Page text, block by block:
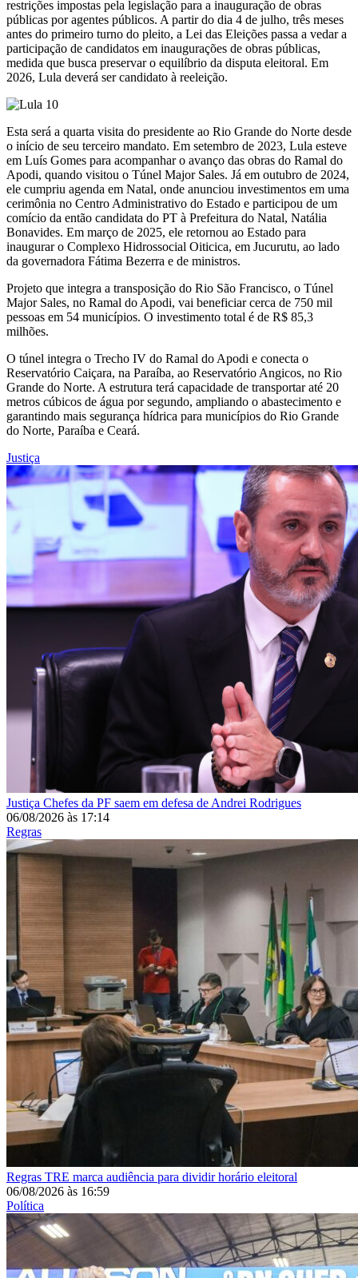
restrições impostas pela legislação para a inauguração de obras
públicas por agentes públicos. A partir do dia 4 de julho, três meses
antes do primeiro turno do pleito, a Lei das Eleições passa a vedar a
participação de candidatos em inaugurações de obras públicas,
medida que busca preservar o equilíbrio da disputa eleitoral. Em
2026, Lula deverá ser candidato à reeleição.
Esta será a quarta visita do presidente ao Rio Grande do Norte desde
o início de seu terceiro mandato. Em setembro de 2023, Lula esteve
em Luís Gomes para acompanhar o avanço das obras do Ramal do
Apodi, quando visitou o Túnel Major Sales. Já em outubro de 2024,
ele cumpriu agenda em Natal, onde anunciou investimentos em uma
cerimônia no Centro Administrativo do Estado e participou de um
comício da então candidata do PT à Prefeitura do Natal, Natália
Bonavides. Em março de 2025, ele retornou ao Estado para
inaugurar o Complexo Hidrossocial Oiticica, em Jucurutu, ao lado
da governadora Fátima Bezerra e de ministros.
Projeto que integra a transposição do Rio São Francisco, o Túnel
Major Sales, no Ramal do Apodi, vai beneficiar cerca de 750 mil
pessoas em 54 municípios. O investimento total é de R$ 85,3
milhões.
O túnel integra o Trecho IV do Ramal do Apodi e conecta o
Reservatório Caiçara, na Paraíba, ao Reservatório Angicos, no Rio
Grande do Norte. A estrutura terá capacidade de transportar até 20
metros cúbicos de água por segundo, ampliando o abastecimento e
garantindo mais segurança hídrica para municípios do Rio Grande
do Norte, Paraíba e Ceará.
Justiça
Justiça Chefes da PF saem em defesa de Andrei Rodrigues
06/08/2026 às 17:14
Regras
Regras TRE marca audiência para dividir horário eleitoral
06/08/2026 às 16:59
Política